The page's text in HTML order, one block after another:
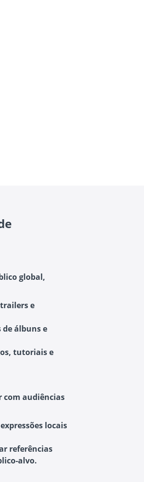
global,
e
de álbuns e
tutoriais e
com audiências
locais
referências
alvo.